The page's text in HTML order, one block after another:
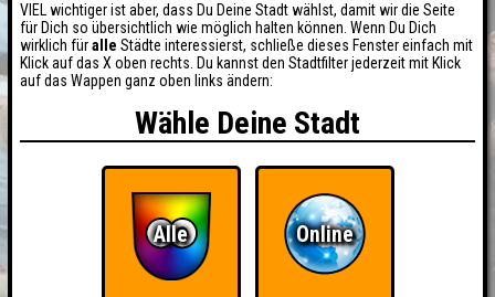
VIEL wichtiger ist aber, dass Du Deine Stadt wählst, damit wir die Seite
für Dich so übersichtlich wie möglich halten können. Wenn Du Dich
wirklich füralle Städte interessierst, schließe dieses Fenster einfach mit
Klick auf das X oben rechts. Du kannst den Stadtfilter jederzeit mit Klick
auf das Wappen ganz oben links ändern:
Wähle Deine Stadt
Alle Online